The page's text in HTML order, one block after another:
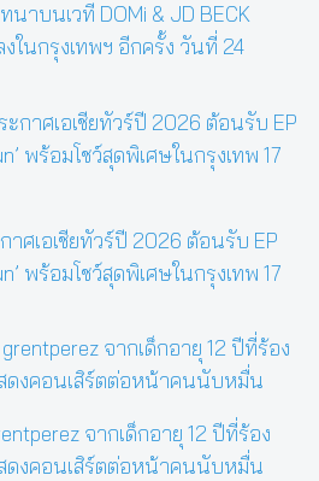
าบนเวที DOMi & JD BECK
ในกรุงเทพฯ อีกครั้ง วันที่ 24
าศเอเชียทัวร์ปี 2026 ต้อนรับ EP
พร้อมโชว์สุดพิเศษในกรุงเทพ 17
จากเด็กอายุ 12 ปีที่ร้อง
ดงคอนเสิร์ตต่อหน้าคนนับหมื่น